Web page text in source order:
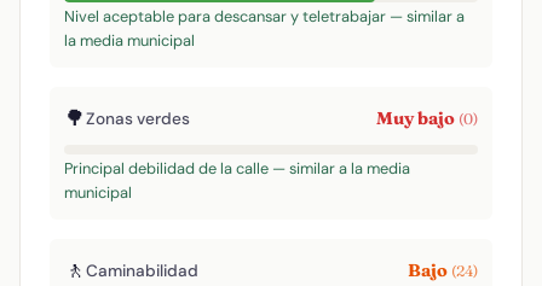
Nivel aceptable para descansar y teletrabajar — similar a
la media municipal
🌳Zonas verdes Muy bajo (0)
Principal debilidad de la calle — similar a la media
municipal
🚶 Caminabilidad Bajo (24)